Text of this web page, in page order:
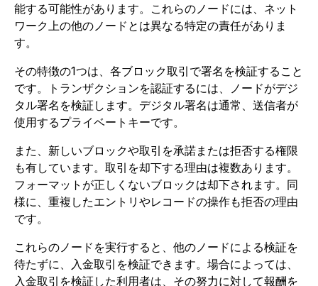
能する可能性があります。これらのノードには、ネット
ワーク上の他のノードとは異なる特定の責任がありま
す。
その特徴の1つは、各ブロック取引で署名を検証すること
です。トランザクションを認証するには、ノードがデジ
タル署名を検証します。デジタル署名は通常、送信者が
使用するプライベートキーです。
また、新しいブロックや取引を承諾または拒否する権限
も有しています。取引を却下する理由は複数あります。
フォーマットが正しくないブロックは却下されます。同
様に、重複したエントリやレコードの操作も拒否の理由
です。
これらのノードを実行すると、他のノードによる検証を
待たずに、入金取引を検証できます。場合によっては、
入金取引を検証した利用者は、その努力に対して報酬を